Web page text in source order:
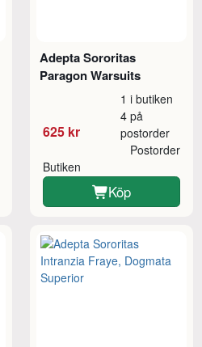
Adepta Sororitas
Paragon Warsuits
625 kr
1 i butiken
4 på
postorder
Butiken
Postorder
Köp